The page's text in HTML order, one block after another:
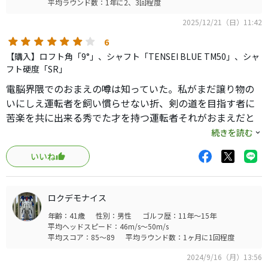
平均ラウンド数：1年に2、3回程度
2025/12/21（日）11:42
6
【購入】ロフト角「9°」、シャフト「TENSEI BLUE TM50」、シャ
フト硬度「SR」
電脳界隈でのおまえの噂は知っていた。私がまだ譲り物の
いにしえ運転者を飼い慣らせない折、剣の道を目指す者に
苦楽を共に出来る秀でた才を持つ運転者それがおまえだと
知った。おまえが我が国一のよろず屋に吊されていた折、
私は無視し妻の元へ帰ることが出来無いことを知った。駆
け出し剣士の私には大黒屋の力無しでは銭が整わなかっ
た。あの出会いから私とおまえは素振りとぱなし場で肋骨
割るまで働いた。町の者が言うほどおまえが柔順で無いこ
とを知っている。だが時として同時に私の回転切りが心技
一体でないことも教えてくれる。私の骨が治り再びおまえ
を右肩へあげた折、鷹のごとく白球に食らいつくおまえを
達は私の剣技が正義を貫いたかどうか見抜くだろう。
続きを読む
いいね
ロクデモナイス
年齢：41歳 性別：男性
ゴルフ歴：11年～15年
平均ヘッドスピード：46m/s～50m/s
平均スコア：85～89
平均ラウンド数：1ヶ月に1回程度
2024/9/16（月）13:56